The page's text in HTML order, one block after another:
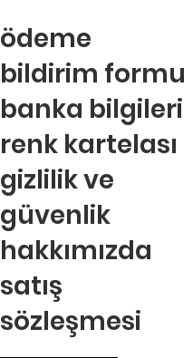
ödeme
bildirim formu
banka bilgileri
renk kartelası
gizlilik ve
güvenlik
hakkımızda
satış
sözleşmesi